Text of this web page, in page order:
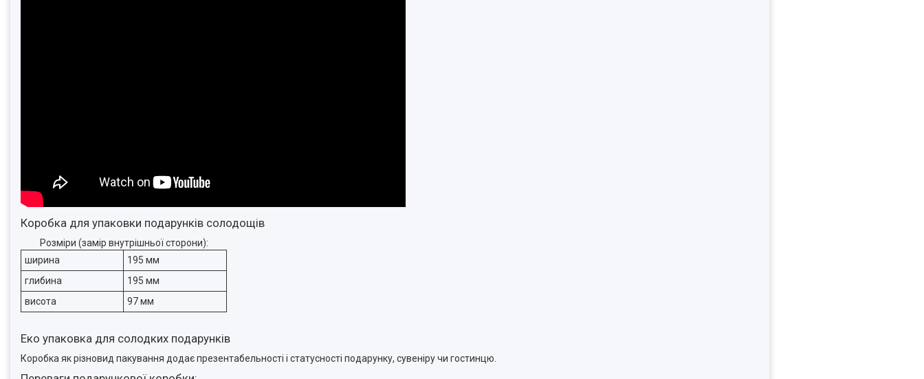
Коробка для упаковки подарунків солодощів
Розміри (замір внутрішньої сторони):
ширина
195 мм
глибина
195 мм
висота
97 мм
Еко упаковка для солодких подарунків
Коробка як різновид пакування додає презентабельності і статусності подарунку, сувеніру чи гостинцю.